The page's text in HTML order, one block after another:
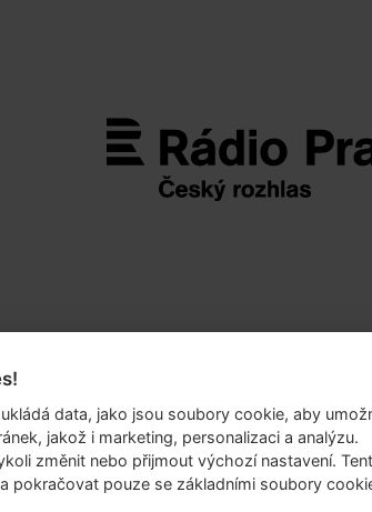
data, jako jsou soubory cookie, aby
jakož i marketing, personalizaci a analýzu.
změnit nebo přijmout výchozí nastavení.
pokračovat pouze se základními soubory